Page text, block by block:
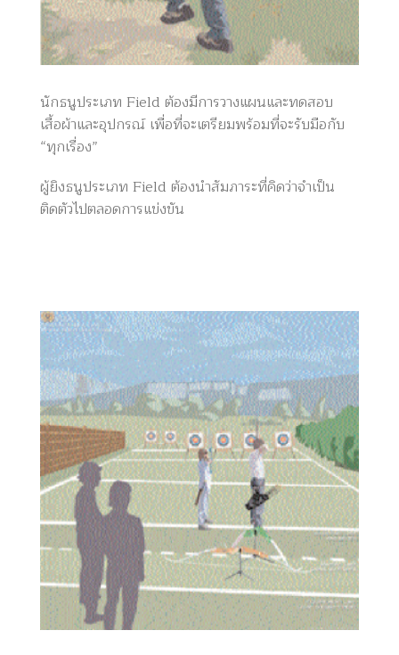
นักธนูประเภท Field ต้องมีการวางแผนและทดสอบ
เสื้อผ้าและอุปกรณ์ เพื่อที่จะเตรียมพร้อมที่จะรับมือกับ
“ทุกเรื่อง”
ผู้ยิงธนูประเภท Field ต้องนำสัมภาระที่คิดว่าจำเป็น
ติดตัวไปตลอดการแข่งขัน